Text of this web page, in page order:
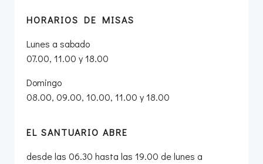
HORARIOS DE MISAS
Lunes a sabado
07.00, 11.00 y 18.00
Domingo
08.00, 09.00, 10.00, 11.00 y 18.00
EL SANTUARIO ABRE
desde las 06.30 hasta las 19.00 de lunes a